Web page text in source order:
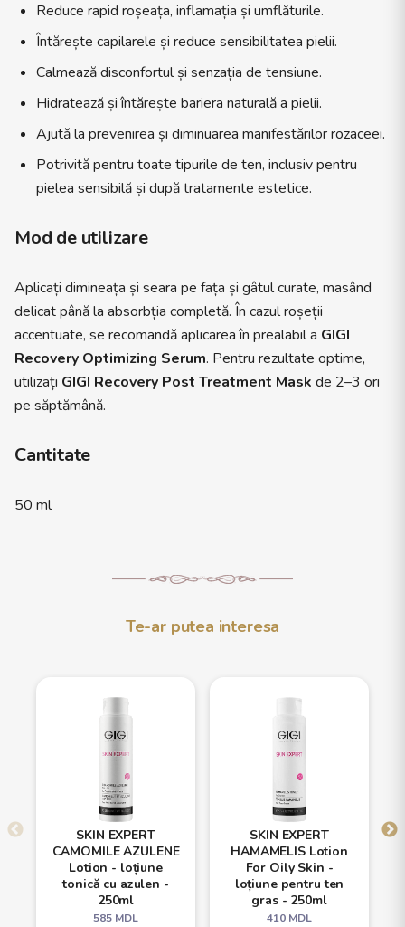
Reduce rapid roșeața, inflamația și umflăturile.
Întărește capilarele și reduce sensibilitatea pielii.
Calmează disconfortul și senzația de tensiune.
Hidratează și întărește bariera naturală a pielii.
Ajută la prevenirea și diminuarea manifestărilor rozaceei.
Potrivită pentru toate tipurile de ten, inclusiv pentru
pielea sensibilă și după tratamente estetice.
Mod de utilizare
Aplicați dimineața și seara pe fața și gâtul curate, masând
delicat până la absorbția completă. În cazul roșeții
accentuate, se recomandă aplicarea în prealabil a GIGI
Recovery Optimizing Serum. Pentru rezultate optime,
utilizați GIGI Recovery Post Treatment Mask de 2–3 ori
pe săptămână.
Cantitate
50 ml
Te-ar putea interesa
SKIN EXPERT
CAMOMILE AZULENE
Lotion - loțiune
tonică cu azulen -
250ml
585 MDL
SKIN EXPERT
HAMAMELIS Lotion
For Oily Skin -
loțiune pentru ten
gras - 250ml
410 MDL